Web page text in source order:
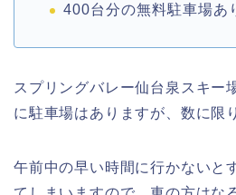
400台分の無料駐車場あ
スプリングバレー仙台泉スキー
に駐車場はありますが、数に限
午前中の早い時間に行かないと